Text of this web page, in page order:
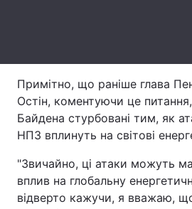
Тема оформлення
Примітно, що раніше глава
Остін, коментуючи це
Байдена стурбовані тим, як
НПЗ вплинуть на світові
"Звичайно, ці атаки можуть
вплив на глобальну
відверто кажучи, я вважаю,